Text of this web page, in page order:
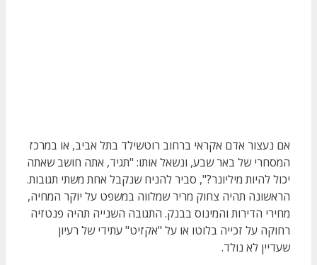
אם נעצור אדם אקראי ברחוב רוטשילד בתל אביב, או במרכז
המסחרי של באר שבע, ונשאל אותו: "תגיד, אתה חושב שאתה
יכול להיות מיליונר?", סביר להניח שנקבל אחת משתי תגובות.
הראשונה תהיה צחוק מריר שמלווה במשפט על יוקר המחיה,
מחירי הדירות והמינוס בבנק. התגובה השנייה תהיה פנטזיה
רחוקה על זכייה בלוטו או על "אקזיט" עתידי של רעיון
שעדיין לא נולד.